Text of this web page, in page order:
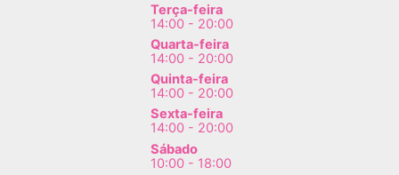
Terça-feira
14:00 - 20:00
Quarta-feira
14:00 - 20:00
Quinta-feira
14:00 - 20:00
Sexta-feira
14:00 - 20:00
Sábado
10:00 - 18:00